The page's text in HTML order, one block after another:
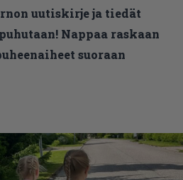
uutiskirje ja tiedät
Nappaa raskaan
suoraan